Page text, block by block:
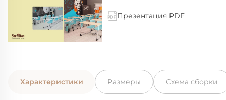
Презентация PDF
Характеристики Размеры Схема сборки